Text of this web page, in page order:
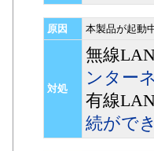
原因 本製品が起動
対処
無線
ンター
有線
続がで